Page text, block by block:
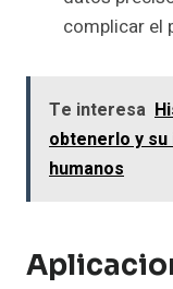
complicar el
Te interesa
obtenerlo y
humanos